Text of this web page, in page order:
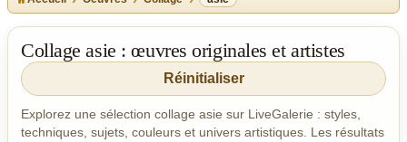
Collage asie : œuvres originales et artistes
Réinitialiser
Explorez une sélection collage asie sur LiveGalerie : styles,
techniques, sujets, couleurs et univers artistiques. Les résultats